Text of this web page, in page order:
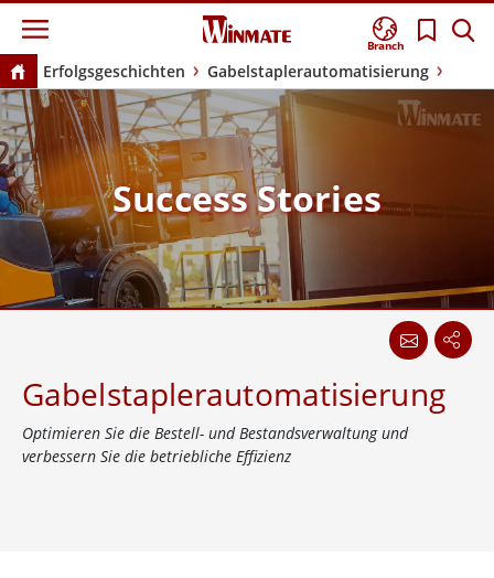
Branch
Erfolgsgeschichten Gabelstaplerautomatisierung
Success Stories
Gabelstaplerautomatisierung
Optimieren Sie die Bestell- und Bestandsverwaltung und
verbessern Sie die betriebliche Effizienz